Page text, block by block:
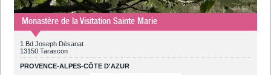
Monastère de la Visitation Sainte Marie
1 Bd Joseph Désanat
13150 Tarascon
PROVENCE-ALPES-CÔTE D'AZUR